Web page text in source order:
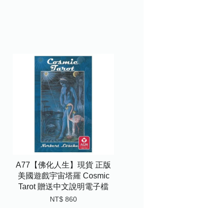
A77【佛化人生】現貨 正版
美國遊戲宇宙塔羅 Cosmic
Tarot 贈送中文說明電子檔
NT$ 860